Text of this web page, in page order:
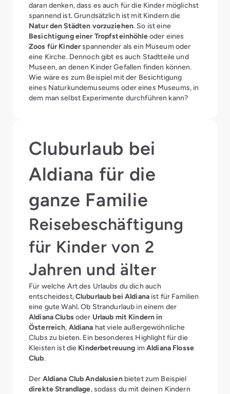
daran denken, dass es auch für die Kinder möglichst
spannend ist. Grundsätzlich ist mit Kindern die
Natur den Städten vorzuziehen. So ist eine
Besichtigung einer Tropfsteinhöhleoder eines
Zoos für Kinderspannender als ein Museum oder
eine Kirche. Dennoch gibt es auch Stadtteile und
Museen, an denen Kinder Gefallen finden können.
Wie wäre es zum Beispiel mit der Besichtigung
eines Naturkundemuseums oder eines Museums, in
dem man selbst Experimente durchführen kann?
Cluburlaub bei
Aldiana für die
ganze Familie
Reisebeschäftigung
für Kinder von 2
Jahren und älter
Für welche Art des Urlaubs du dich auch
entscheidest,Cluburlaub bei Aldiana ist für Familien
eine gute Wahl. Ob Strandurlaub in einem der
Aldiana Clubsoder Urlaub mit Kindern in
Österreich, Aldiana hat viele außergewöhnliche
Clubs zu bieten. Ein besonderes Highlight für die
Kleisten ist die Kinderbetreuung imAldiana Flosse
Club.
Der Aldiana Club Andalusienbietet zum Beispiel
direkte Strandlage, sodass du mit deinen Kindern